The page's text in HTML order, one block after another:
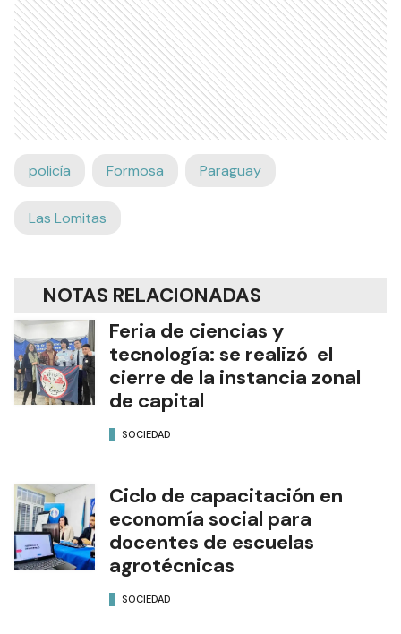
policía Formosa Paraguay
Las Lomitas
NOTAS RELACIONADAS
Feria de ciencias y
tecnología: se realizó el
cierre de la instancia zonal
de capital
SOCIEDAD
Ciclo de capacitación en
economía social para
docentes de escuelas
agrotécnicas
SOCIEDAD